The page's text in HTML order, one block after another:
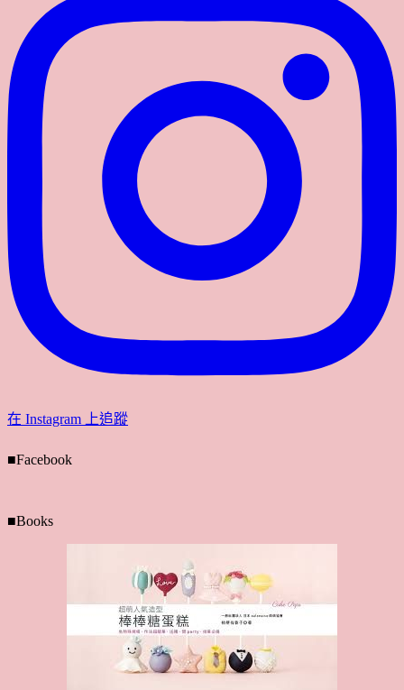
在 Instagram 上追蹤
■Facebook
■Books